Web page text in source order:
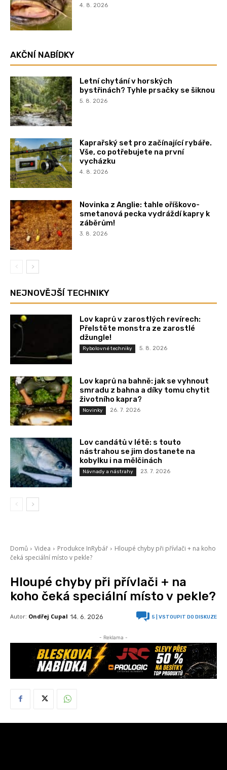
4. 8. 2026
AKČNÍ NABÍDKY
Letní chytání v horských
bystřinách? Tyhle prsačky se šiknou
5. 8. 2026
Kaprařský set pro začínající rybáře.
Vše, co potřebujete na první
vycházku
4. 8. 2026
Novinka z Anglie: tahle oříškovo-
smetanová pecka vydráždí kapry k
záběrům!
3. 8. 2026
NEJNOVĚJŠÍ TECHNIKY
Lov kaprů v zarostlých revírech:
Přelstěte monstra ze zarostlé
džungle!
Rybolovné techniky 5. 8. 2026
Lov kaprů na bahně: jak se vyhnout
smradu z bahna a díky tomu chytit
životního kapra?
Novinky 26. 7. 2026
Lov candátů v létě: s touto
nástrahou se jim dostanete na
kobylku i na mělčinách
Návnady a nástrahy 23. 7. 2026